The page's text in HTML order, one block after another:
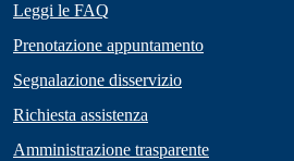
Leggi le FAQ
Prenotazione appuntamento
Segnalazione disservizio
Richiesta assistenza
Amministrazione trasparente